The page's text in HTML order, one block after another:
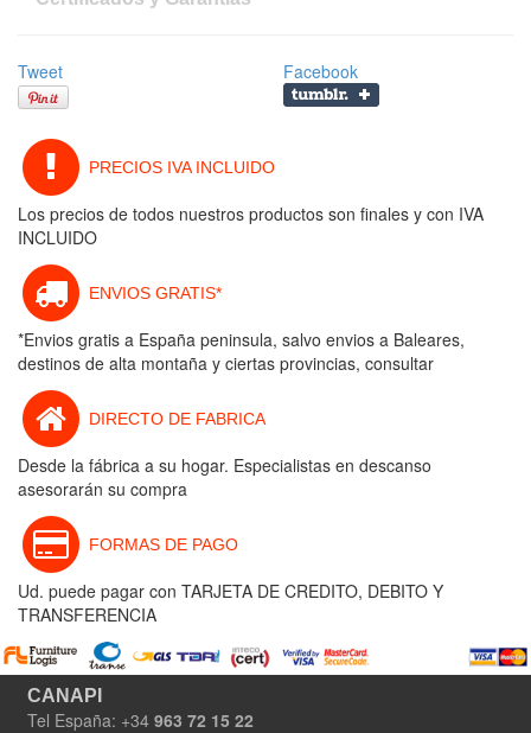
Tweet Facebook
PRECIOS IVA INCLUIDO
Los precios de todos nuestros productos son finales y con IVA
INCLUIDO
ENVIOS GRATIS*
*Envios gratis a España peninsula, salvo envios a Baleares,
destinos de alta montaña y ciertas provincias, consultar
DIRECTO DE FABRICA
Desde la fábrica a su hogar. Especialistas en descanso
asesorarán su compra
FORMAS DE PAGO
Ud. puede pagar con TARJETA DE CREDITO, DEBITO Y
TRANSFERENCIA
CANAPI
Tel España: +34 963 72 15 22